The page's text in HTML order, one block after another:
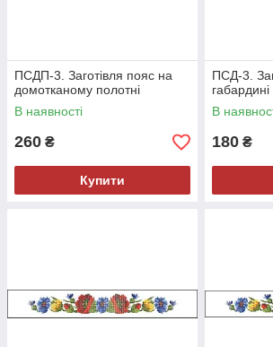
ПСДП-3. Заготівля пояс на
домотканому полотні
В наявності
260 ₴
Купити
ПСД-3.
габардині
В
180 ₴